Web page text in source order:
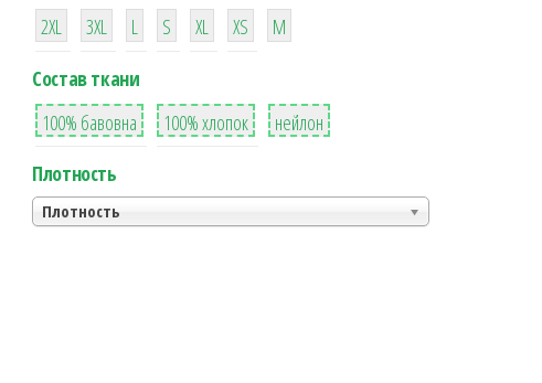
38
2XL
16
3XL
42
L
42
S
42
XL XS
М
Состав ткани
8
100% бавовна
36
100% хлопок
2
нейлон
Плотность
Плотность